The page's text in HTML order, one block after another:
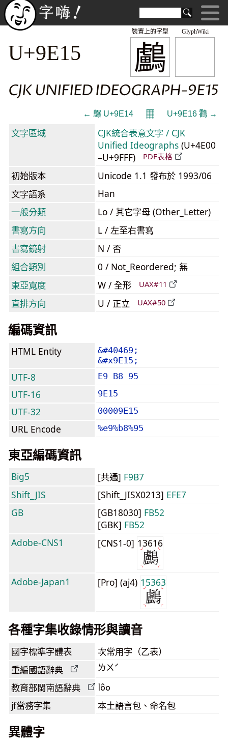
GlyphWiki
鸕
裝置上的字型
U+9E15
CJK UNIFIED IDEOGRAPH-9E15
← 鸔 U+9E14 𝄜 U+9E16 鸖 →
文字區域
CJK統合表意文字 / CJK
Unified Ideographs (U+4E00
–U+9FFF)
PDF表格
初始版本
Unicode 1.1 發布於 1993/06
文字語系
Han
一般分類
Lo / 其它字母 (Other_Letter)
書寫方向
L / 左至右書寫
書寫鏡射
N / 否
組合類別
0 / Not_Reordered; 無
東亞寬度
W / 全形 UAX#11
直排方向 U / 正立 UAX#50
編碼資訊
HTML Entity
&#40469;
&#x9E15;
UTF-8 E9 B8 95
UTF-16 9E15
UTF-32 00009E15
URL Encode %e9%b8%95
東亞編碼資訊
Big5 [共通] F9B7
Shift_JIS
[Shift_JISX0213] EFE7
GB
[GB18030] FB52
[GBK] FB52
Adobe-CNS1
[CNS1-0] 13616
Adobe-Japan1 [Pro] (aj4) 15363
各種字集收錄情形與讀音
國字標準字體表 次常用字（乙表）
重編國語辭典 ㄌㄨˊ
教育部閩南語辭典 lôo
jf當務字集 本土語言包、命名包
異體字